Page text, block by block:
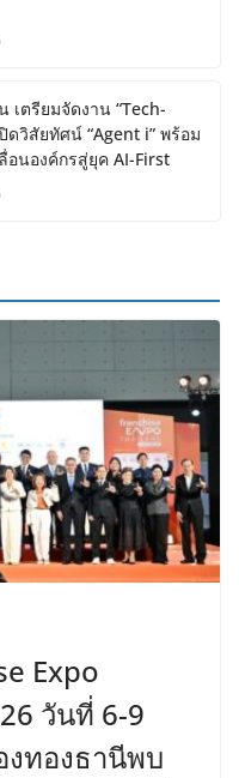
เตรียมจัดงาน “Tech-
ดวิสัยทัศน์ “Agent i” พร้อม
อนองค์กรสู่ยุค AI-First
Expo
วันที่ 6-9
งทองธานีพบ